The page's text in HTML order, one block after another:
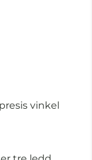
vinkel